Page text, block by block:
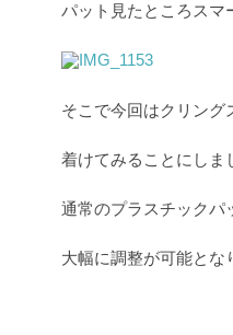
パット見たところスマ
そこで今回はクリング
着けてみることにしま
通常のプラスチックパ
大幅に調整が可能とな